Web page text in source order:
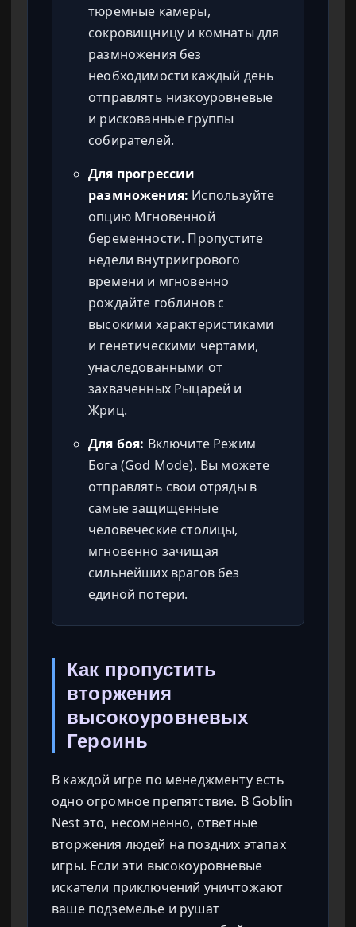
тюремные камеры,
сокровищницу и комнаты для
размножения без
необходимости каждый день
отправлять низкоуровневые
и рискованные группы
собирателей.
Для прогрессии
размножения: Используйте
опцию Мгновенной
беременности. Пропустите
недели внутриигрового
времени и мгновенно
рождайте гоблинов с
высокими характеристиками
и генетическими чертами,
унаследованными от
захваченных Рыцарей и
Жриц.
Для боя: Включите Режим
Бога (God Mode). Вы можете
отправлять свои отряды в
самые защищенные
человеческие столицы,
мгновенно зачищая
сильнейших врагов без
единой потери.
Как пропустить
вторжения
высокоуровневых
Героинь
В каждой игре по менеджменту есть
одно огромное препятствие. В Goblin
Nest это, несомненно, ответные
вторжения людей на поздних этапах
игры. Если эти высокоуровневые
искатели приключений уничтожают
ваше подземелье и рушат